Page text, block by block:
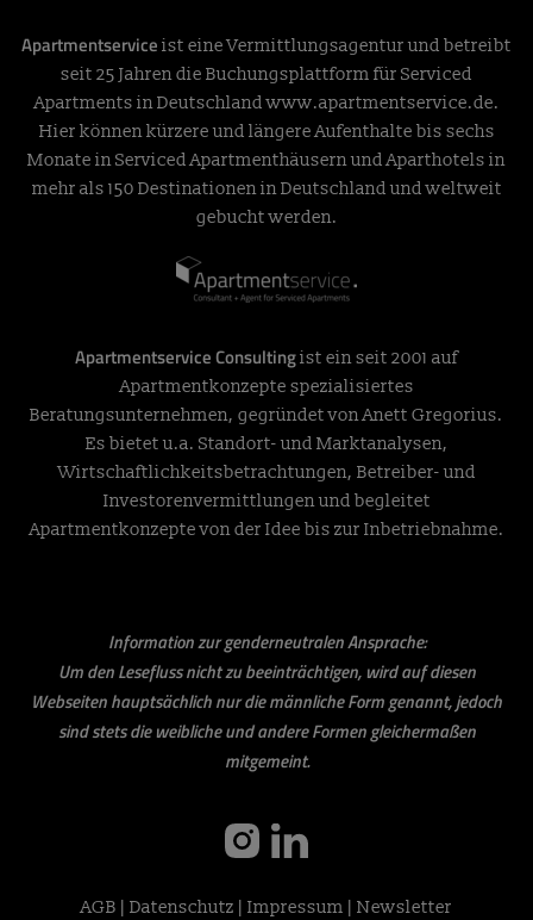
Apartmentservice ist eine Vermittlungsagentur und betreibt
seit 25 Jahren die Buchungsplattform für Serviced
Apartments in Deutschlandwww.apartmentservice.de.
Hier können kürzere und längere Aufenthalte bis sechs
Monate in Serviced Apartmenthäusern und Aparthotels in
mehr als 150 Destinationen in Deutschland und weltweit
gebucht werden.
Apartmentservice Consultingist ein seit 2001 auf
Apartmentkonzepte spezialisiertes
Beratungsunternehmen, gegründet von Anett Gregorius.
Es bietet u.a. Standort- und Marktanalysen,
Wirtschaftlichkeitsbetrachtungen, Betreiber- und
Investorenvermittlungen und begleitet
Apartmentkonzepte von der Idee bis zur Inbetriebnahme.
Information zur genderneutralen Ansprache:
Um den Lesefluss nicht zu beeinträchtigen, wird auf diesen
Webseiten hauptsächlich nur die männliche Form genannt, jedoch
sind stets die weibliche und andere Formen gleichermaßen
mitgemeint.
instagram
AGB Datenschutz Impressum Newsletter